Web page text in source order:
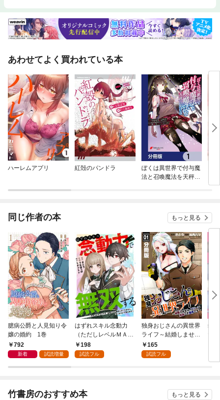
あわせてよく買われている本
ハーレムアプリ 紅殻のパンドラ
ぼくは異世界で付与魔
法と召喚魔法を天秤に
同じ作者の本 もっと見る
臆病公爵と人見知り令
嬢の婚約 1巻
792
新着 試読増量
はずれスキル念動力
（ただしレベルＭＡ
Ｘ）で無双する～手を
かざすだけです。詠唱
198
試読フル
独身おじさんの異世界
ライフ～結婚しませ
ん、フリーな独身こそ
最高です～【分冊版】
165
試読フル
幼
た
竹書房のおすすめ本 もっと見る